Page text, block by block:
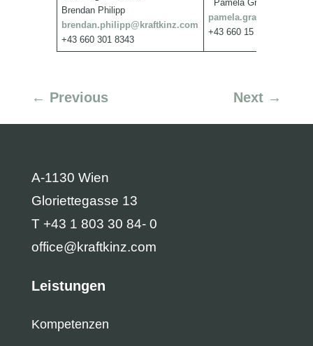
Brendan Philipp
brendan.philipp@kraftkinz.com
+43 660 301 8343
Pamela Graf
+43 660 15 17 597
← Previous Next →
A-1130 Wien
Gloriettegasse 13
T +43 1 803 30 84- 0
office@kraftkinz.com
Leistungen
Kompetenzen